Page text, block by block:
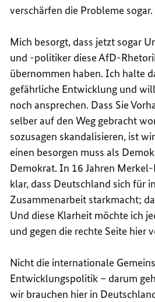
verschärfen die Probleme sogar.
Mich besorgt, dass jetzt sogar
und -politiker diese AfD-
übernommen haben. Ich halte
gefährliche Entwicklung und
noch ansprechen. Dass Sie
selber auf den Weg gebracht
sozusagen skandalisieren, ist
einen besorgen muss als
Demokrat. In 16 Jahren
klar, dass Deutschland sich für
Zusammenarbeit starkmacht;
Und diese Klarheit möchte ich
und gegen die rechte Seite hier
Nicht die internationale
Entwicklungspolitik – darum
wir brauchen hier in